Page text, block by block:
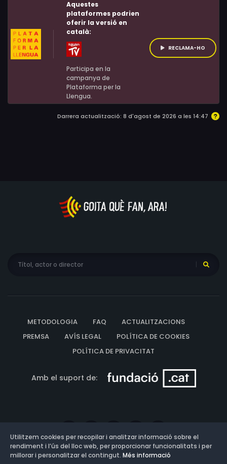
Aquestes
plataformes podrien
oferir la versió en
català:
Participa en la
campanya de
Plataforma per la
Llengua.
RECLAMA-HO
Darrera actualització: 8 d'agost de 2026 a les 14:47
METODOLOGIA FAQ
ACTUALITZACIONS
PREMSA
AVÍS LEGAL
POLÍTICA DE COOKIES
POLÍTICA DE PRIVACITAT
Amb el suport de:
Utilitzem cookies per recopilar i analitzar informació sobre el
rendiment i l’ús del lloc web, per proporcionar funcionalitats i per
millorar i personalitzar el contingut. Més informació